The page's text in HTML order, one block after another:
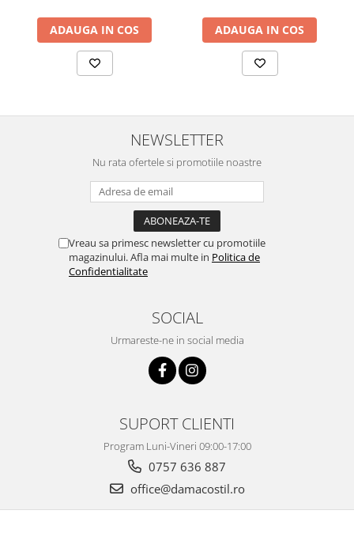
ADAUGA IN COS ADAUGA IN COS
NEWSLETTER
Nu rata ofertele si promotiile noastre
Vreau sa primesc newsletter cu promotiile
magazinului. Afla mai multe in Politica de
Confidentialitate
SOCIAL
Urmareste-ne in social media
SUPORT CLIENTI
Program Luni-Vineri 09:00-17:00
0757 636 887
office@damacostil.ro